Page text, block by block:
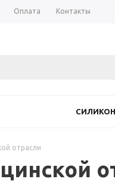
Оплата Контакты
отрасли